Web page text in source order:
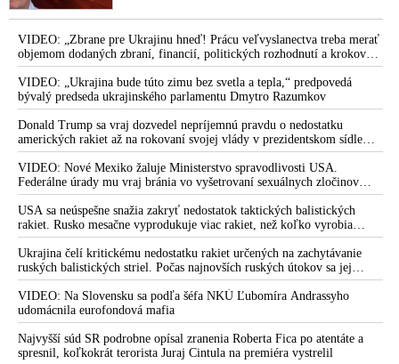
Vyšetrovateľka Santusová: Môj vyšetrovací tím sa dostal ďalej,
ako to „niekomu“ vyhovuje. Podozrivý operatívci NAKA z
kauzy Očistec sa snažia diskreditovať mňa aj mojich
spolupracovníkov
Pčolinský zverejnil list vyšetrovateľky Santusovej o
Úradu inšpekčnej služby, ktorý sa podieľal na marení
vyšetrovania kauzy kajúcnikov
VIDEO: Mikulec obvinil „Lipšicove stádo“ zo zmarenia
zásahu proti kajúcnikom. Redaktor TV JOJ tvrdí, že minister
vnútra klame
Koho chránia novinári, keď doslova obhajujú jednu stranu?
VIDEO: Spor Žilinku s Lipšicom & a marenie spravodlivosti
policajným prezidentom Kovaříkom
Policajný prezident Kovařík v kauze marenia zadržania
oznámení však dostal strach a ukázal na Mikulca
VIDEO: „Zbrane pre Ukrajinu hneď! Prácu veľvyslanectva treba merať
objemom dodaných zbraní, financií, politických rozhodnutí a krokov
tlaku na nepriateľa,“ povedal Volodymyr Zelenskyj zhromaždeným
ukrajinským diplomatom v Kyjeve. Donald Trump mu potom odkázal,
že USA Ukrajine nedodajú protiraketové systémy Patriot
VIDEO: „Ukrajina bude túto zimu bez svetla a tepla,“ predpovedá
bývalý predseda ukrajinského parlamentu Dmytro Razumkov
Donald Trump sa vraj dozvedel nepríjemnú pravdu o nedostatku
amerických rakiet až na rokovaní svojej vlády v prezidentskom sídle
Camp David v Marylande, a preto musel odložiť plánované útoky na
Irán. Prezident USA sa pre to údajne pohádal so šéfom Pentagónu, lebo
bol presvedčený o opaku
VIDEO: Nové Mexiko žaluje Ministerstvo spravodlivosti USA.
Federálne úrady mu vraj bránia vo vyšetrovaní sexuálnych zločinov
organizátora pedofilnej siete Jeffreyho Epsteina. Ten mal nariadiť, aby
dve dievčatá zo zahraničia, ktoré boli uškrtené počas drsného
fetišistického sexu, pochovali v blízkosti jeho ranča v tomto americkom
štáte
USA sa neúspešne snažia zakryť nedostatok taktických balistických
rakiet. Rusko mesačne vyprodukuje viac rakiet, než koľko vyrobia
všetci producenti systémov Patriot dohromady
Ukrajina čelí kritickému nedostatku rakiet určených na zachytávanie
ruských balistických striel. Počas najnovších ruských útokov sa jej
nepodarilo zostreliť ani jednu. Volodymyr Zelenskyj sa v zúfalstve snaží
prostredníctvom NATO zabezpečiť ich dodávky
VIDEO: Na Slovensku sa podľa šéfa NKÚ Ľubomíra Andrassyho
udomácnila eurofondová mafia
Najvyšší súd SR podrobne opísal zranenia Roberta Fica po atentáte a
spresnil, koľkokrát terorista Juraj Cintula na premiéra vystrelil